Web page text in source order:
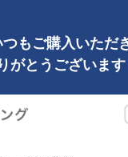
つもご購入いただ
がとうございます